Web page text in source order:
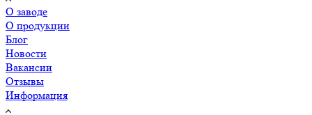
О заводе
О продукции
Блог
Новости
Вакансии
Отзывы
Информация